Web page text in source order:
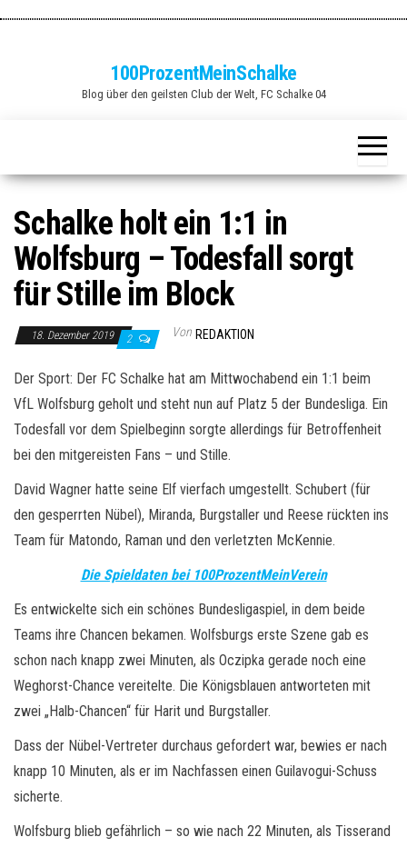
100ProzentMeinSchalke
Blog über den geilsten Club der Welt, FC Schalke 04
Schalke holt ein 1:1 in
Wolfsburg – Todesfall sorgt
für Stille im Block
18. Dezember 2019 2 Von REDAKTION
Der Sport: Der FC Schalke hat am Mittwochabend ein 1:1 beim
VfL Wolfsburg geholt und steht nun auf Platz 5 der Bundesliga. Ein
Todesfall vor dem Spielbeginn sorgte allerdings für Betroffenheit
bei den mitgereisten Fans – und Stille.
David Wagner hatte seine Elf vierfach umgestellt. Schubert (für
den gesperrten Nübel), Miranda, Burgstaller und Reese rückten ins
Team für Matondo, Raman und den verletzten McKennie.
Die Spieldaten bei 100ProzentMeinVerein
Es entwickelte sich ein schönes Bundesligaspiel, in dem beide
Teams ihre Chancen bekamen. Wolfsburgs erste Szene gab es
schon nach knapp zwei Minuten, als Oczipka gerade noch eine
Weghorst-Chance vereitelte. Die Königsblauen antworteten mit
zwei „Halb-Chancen“ für Harit und Burgstaller.
Dass der Nübel-Vertreter durchaus gefordert war, bewies er nach
knapp 10 Minuten, als er im Nachfassen einen Guilavogui-Schuss
sicherte.
Wolfsburg blieb gefährlich – so wie nach 22 Minuten, als Tisserand